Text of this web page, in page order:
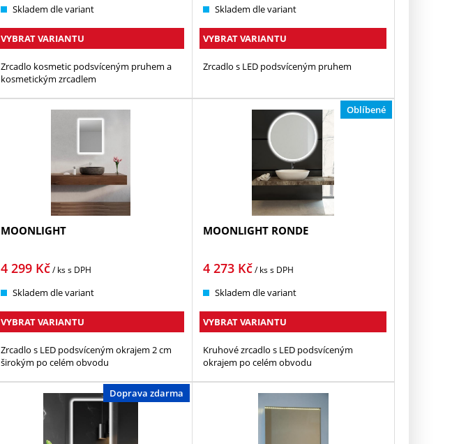
Skladem dle variant
VYBRAT VARIANTU
Zrcadlo kosmetic podsvíceným pruhem a
kosmetickým zrcadlem
Skladem dle variant
VYBRAT VARIANTU
Zrcadlo s LED podsvíceným pruhem
MOONLIGHT
4 299Kč/ kss DPH
Skladem dle variant
VYBRAT VARIANTU
Zrcadlo s LED podsvíceným okrajem 2 cm
širokým po celém obvodu
Oblíbené
MOONLIGHT RONDE
4 273 Kč/ kss DPH
Skladem dle variant
VYBRAT VARIANTU
Kruhové zrcadlo s LED podsvíceným
okrajem po celém obvodu
Doprava zdarma